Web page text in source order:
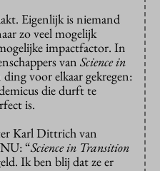
Eigenlijk is niemand
zo veel mogelijk
impactfactor. In
vanScience in
ding voor elkaar gekregen:
die durft te
is.
Karl Dittrich van
“Science in Transition
Ik ben blij dat ze er